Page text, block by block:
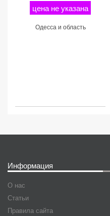
цена не указана
Одесса и область
Информация
О нас
Статьи
Правила сайта